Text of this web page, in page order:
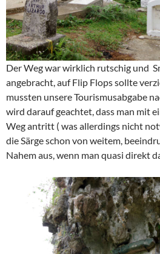
Der Weg war wirklich rutschig und
angebracht, auf Flip Flops sollte
mussten unsere Tourismusabgabe
wird darauf geachtet, dass man mit
Weg antritt ( was allerdings nicht
die Särge schon von weitem,
Nahem aus, wenn man quasi direkt